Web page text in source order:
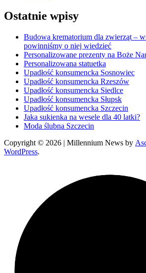
Ostatnie wpisy
Budowa krematorium dla zwierząt –
powinniśmy o niej wiedzieć
Personalizowane prezenty na Boże
Personalizowana statuetka
Upadłość konsumencka Sosnowiec
Upadłość konsumencka Rzeszów
Upadłość konsumencka Siedlce
Upadłość konsumencka Słupsk
Upadłość konsumencka Szczecin
Jaka sukienka na wesele dla 40 latki?
Moda ślubna Szczecin
Copyright © 2026 | Millennium News by
WordPress.